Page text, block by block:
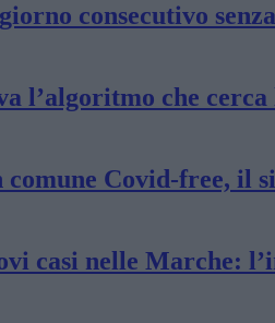
consecutivo
l’algoritmo che
comune Covid-free, il
casi nelle Marche: